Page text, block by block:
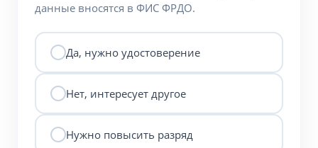
данные вносятся в ФИС ФРДО.
Да, нужно удостоверение
Нет, интересует другое
Нужно повысить разряд